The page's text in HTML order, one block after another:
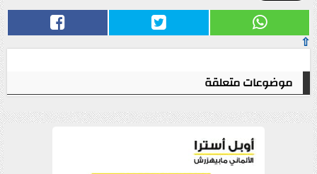
⇧
موضوعات متعلقة